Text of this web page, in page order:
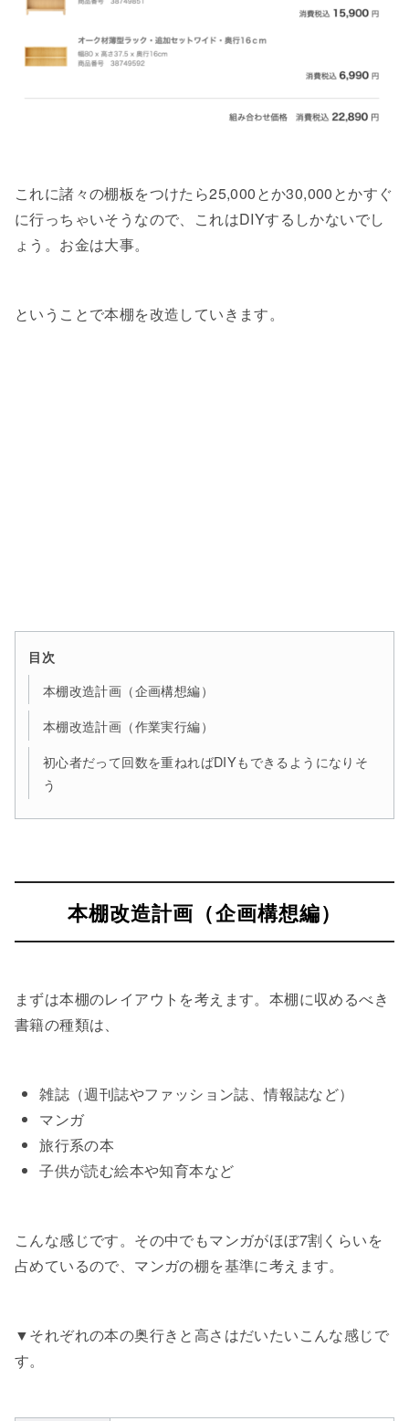
これに諸々の棚板をつけたら25,000とか30,000とかすぐ
に行っちゃいそうなので、これはDIYするしかないでし
ょう。お金は大事。
ということで本棚を改造していきます。
目次
本棚改造計画（企画構想編）
本棚改造計画（作業実行編）
初心者だって回数を重ねればDIYもできるようになりそ
う
本棚改造計画（企画構想編）
まずは本棚のレイアウトを考えます。本棚に収めるべき
書籍の種類は、
雑誌（週刊誌やファッション誌、情報誌など）
マンガ
旅行系の本
子供が読む絵本や知育本など
こんな感じです。その中でもマンガがほぼ7割くらいを
占めているので、マンガの棚を基準に考えます。
▼それぞれの本の奥行きと高さはだいたいこんな感じで
す。